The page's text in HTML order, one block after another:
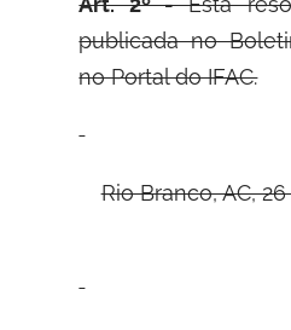
publicada no
no Portal do IFAC.
Rio Branco, AC,